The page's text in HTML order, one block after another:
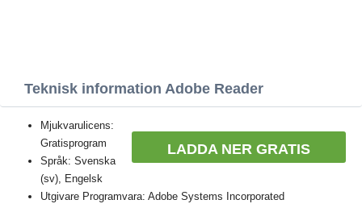
Teknisk information Adobe Reader
LADDA NER GRATIS
Mjukvarulicens:
Gratisprogram
Språk: Svenska
(sv), Engelsk
Utgivare Programvara: Adobe Systems Incorporated